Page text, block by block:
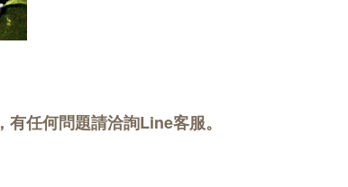
，有任何問題請洽詢Line客服。